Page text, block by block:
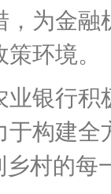
为金
环境。
行积
构建
乡村的每